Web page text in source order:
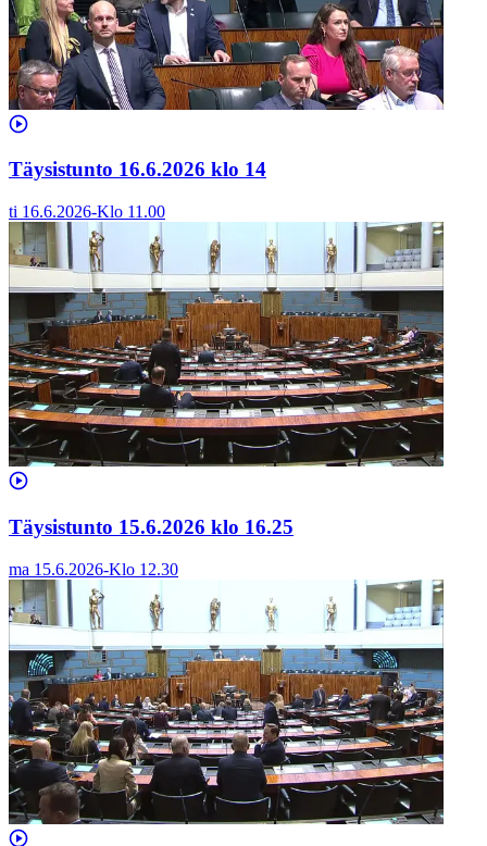
Täysistunto 16.6.2026 klo 14
ti 16.6.2026-Klo 11.00
Täysistunto 15.6.2026 klo 16.25
ma 15.6.2026-Klo 12.30